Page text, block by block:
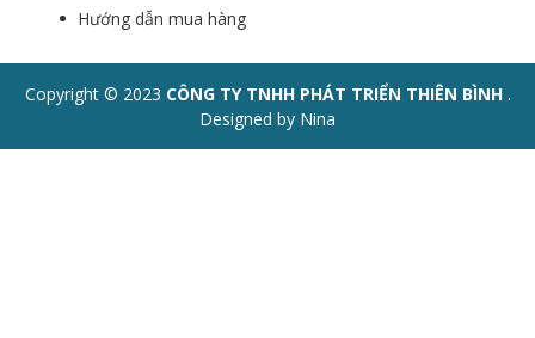
Hướng dẫn mua hàng
Copyright © 2023 CÔNG TY TNHH PHÁT TRIỂN THIÊN BÌNH .
Designed by Nina